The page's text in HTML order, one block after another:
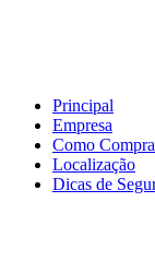
Principal
Empresa
Como
Localização
Dicas de